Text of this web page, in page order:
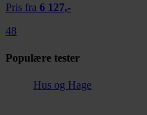
Pris fra 6 127,-
48
Populære tester
Hus og Hage